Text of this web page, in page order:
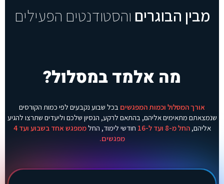
פ
נ
.
מבין הבוגרים והסטודנטים הפעילים
מה אלמד במסלול?
אורך המסלול וכמות המפגשים בכל שבוע נקבעים לפי כמות הקורסים
שנמצאתם מתאימים אליהם, בהתאם לרקע, הנסיון שלכם וליעדים שתרצו להגיע
אליהם,החל מ-8 ועד ל-16 חודשי לימוד, החל
ממפגש אחד בשבוע ועד 4
מפגשים.